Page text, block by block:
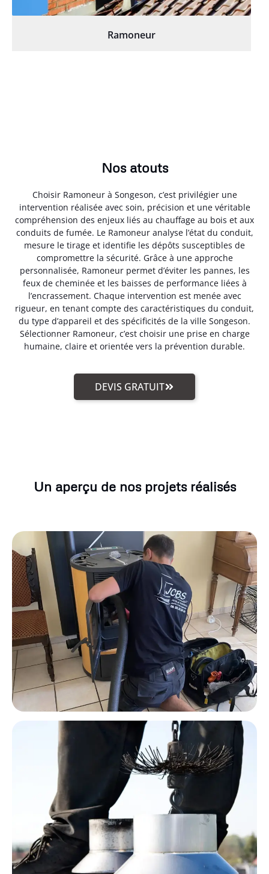
Ramoneur
Nos atouts
Choisir Ramoneur à Songeson, c’est privilégier une
intervention réalisée avec soin, précision et une véritable
compréhension des enjeux liés au chauffage au bois et aux
conduits de fumée. Le Ramoneur analyse l’état du conduit,
mesure le tirage et identifie les dépôts susceptibles de
compromettre la sécurité. Grâce à une approche
personnalisée, Ramoneur permet d’éviter les pannes, les
feux de cheminée et les baisses de performance liées à
l’encrassement. Chaque intervention est menée avec
rigueur, en tenant compte des caractéristiques du conduit,
du type d’appareil et des spécificités de la ville Songeson.
Sélectionner Ramoneur, c’est choisir une prise en charge
humaine, claire et orientée vers la prévention durable.
DEVIS GRATUIT
Un aperçu de nos projets réalisés